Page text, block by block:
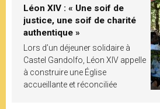
Léon XIV : « Une soif de
justice, une soif de charité
authentique »
Lors d’un déjeuner solidaire à
Castel Gandolfo, Léon XIV appelle
à construire une Église
accueillante et réconciliée